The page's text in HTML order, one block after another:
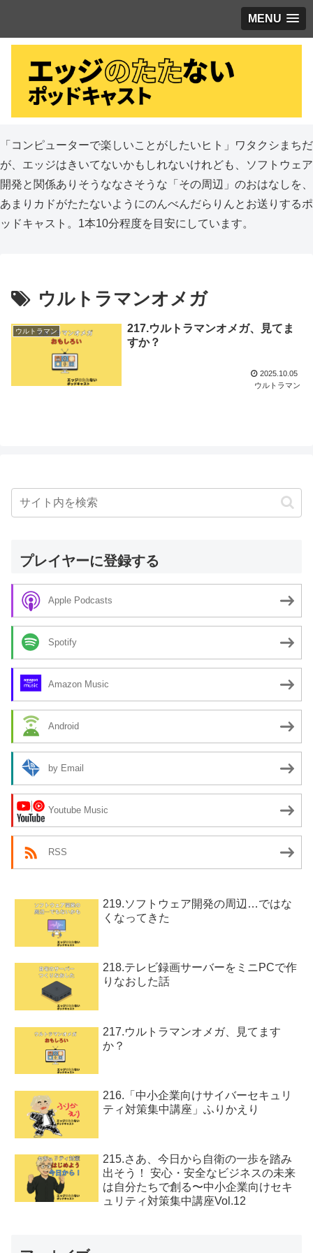
MENU
「コンピューターで楽しいことがしたいヒト」ワタクシまちだ
が、エッジはきいてないかもしれないけれども、ソフトウェア
開発と関係ありそうななさそうな「その周辺」のおはなしを、
あまりカドがたたないようにのんべんだらりんとお送りするポ
ッドキャスト。1本10分程度を目安にしています。
ウルトラマンオメガ
ウルトラマン
217.ウルトラマンオメガ、見てま
すか？
2025.10.05
ウルトラマン
プレイヤーに登録する
Apple Podcasts
Spotify
Amazon Music
Android
by Email
Youtube Music
RSS
219.ソフトウェア開発の周辺…ではな
くなってきた
218.テレビ録画サーバーをミニPCで作
りなおした話
217.ウルトラマンオメガ、見てます
か？
216.「中小企業向けサイバーセキュリ
ティ対策集中講座」ふりかえり
215.さあ、今日から自衛の一歩を踏み
出そう！ 安心・安全なビジネスの未来
は自分たちで創る〜中小企業向けセキ
ュリティ対策集中講座Vol.12